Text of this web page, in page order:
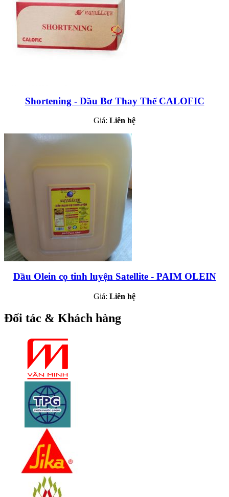
Shortening - Dầu Bơ Thay Thế CALOFIC
Giá: Liên hệ
Dầu Olein cọ tinh luyện Satellite - PAIM OLEIN
Giá: Liên hệ
Đối tác & Khách hàng